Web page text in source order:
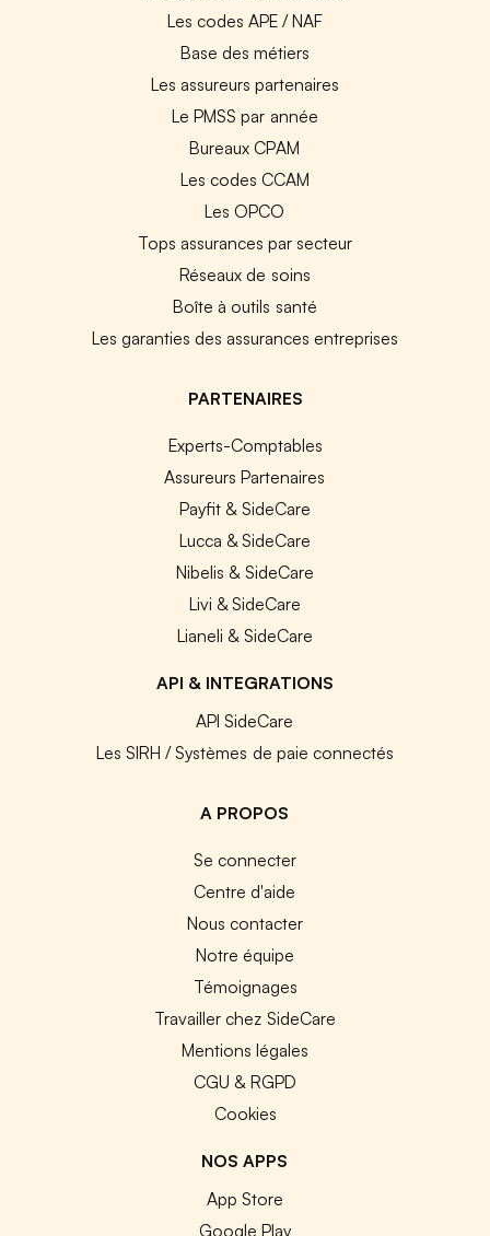
Les codes APE / NAF
Base des métiers
Les assureurs partenaires
Le PMSS par année
Bureaux CPAM
Les codes CCAM
Les OPCO
Tops assurances par secteur
Réseaux de soins
Boîte à outils santé
Les garanties des assurances entreprises
PARTENAIRES
Experts-Comptables
Assureurs Partenaires
Payfit & SideCare
Lucca & SideCare
Nibelis & SideCare
Livi & SideCare
Lianeli & SideCare
API & INTEGRATIONS
API SideCare
Les SIRH / Systèmes de paie connectés
A PROPOS
Se connecter
Centre d'aide
Nous contacter
Notre équipe
Témoignages
Travailler chez SideCare
Mentions légales
CGU & RGPD
Cookies
NOS APPS
App Store
Google Play